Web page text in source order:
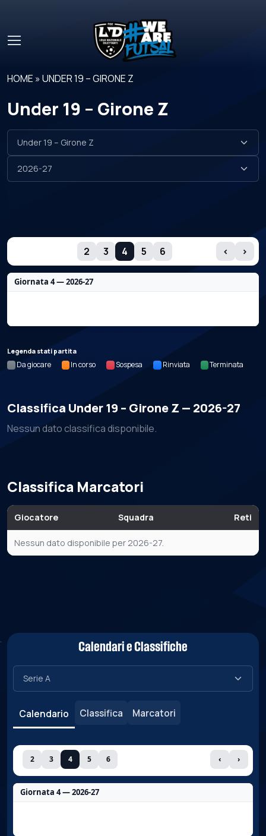
HOME »UNDER 19 – GIRONE Z
Under 19 – Girone Z
2 3 4 5 6 ‹ ›
Giornata 4 — 2026-27
Legenda stati partita
Da giocare In corso Sospesa Rinviata Terminata
Classifica Under 19 – Girone Z — 2026-27
Nessun dato classifica disponibile.
Classifica Marcatori
Giocatore Squadra Reti
Nessun dato disponibile per 2026-27.
Calendari e Classifiche
Calendario Classifica Marcatori
2 3 4 5 6 ‹ ›
Giornata 4 — 2026-27